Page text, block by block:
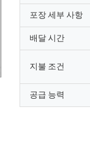
포장 세부 사항
배달 시간
지불 조건
공급 능력